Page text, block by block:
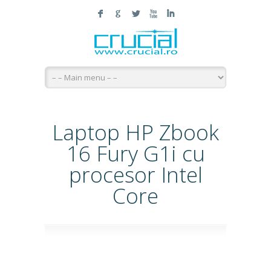
F G L X I
Laptop HP Zbook
16 Fury G1i cu
procesor Intel
Core